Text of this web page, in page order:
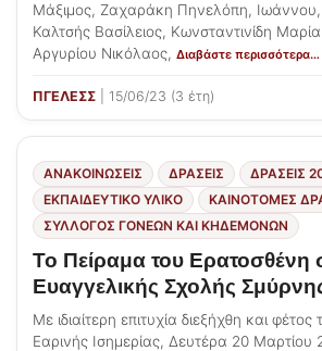
Μάξιμος, Ζαχαράκη Πηνελόπη, Ιωάννου,
Καλτσής Βασίλειος, Κωνσταντινίδη
Αργυρίου Νικόλαος, Διαβάστε περισσότερα…
ΠΓΕΛΕΣΣ | 15/06/23 (3 έτη)
ΑΝΑΚΟΙΝΩΣΕΙΣ ΔΡΑΣΕΙΣ
ΔΡΆΣΕΙΣ
ΕΚΠΑΙΔΕΥΤΙΚΟ ΥΛΙΚΟ
ΚΑΙΝΟΤΌΜΕΣ
ΣΎΛΛΟΓΟΣ ΓΟΝΈΩΝ ΚΑΙ ΚΗΔΕΜΌΝΩΝ
Το Πείραμα του Ερατοσθένη
Ευαγγελικής Σχολής
Με ιδιαίτερη επιτυχία διεξήχθη και
Εαρινής Ισημερίας, Δευτέρα 20 Μαρτίου